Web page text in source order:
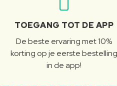
TOEGANG TOT DE APP
De beste ervaring met 10%
korting op je eerste bestelling
in de app!